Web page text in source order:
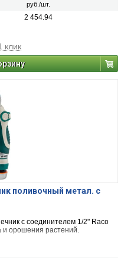
руб./шт.
2 454.94
клик
поливочный метал. с
с соединителем 1/2" Raco
и орошения растений.